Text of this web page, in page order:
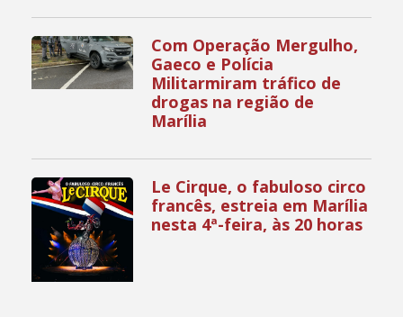
Com Operação Mergulho,
Gaeco e Polícia
Militarmiram tráfico de
drogas na região de
Marília
Le Cirque, o fabuloso circo
francês, estreia em Marília
nesta 4ª-feira, às 20 horas